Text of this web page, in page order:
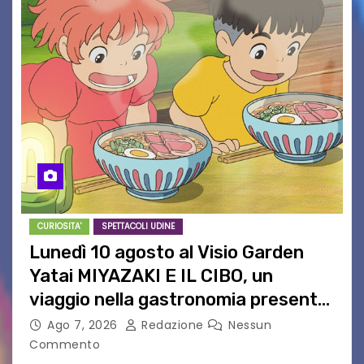
CURIOSITA' SPETTACOLI UDINE
Lunedì 10 agosto al Visio Garden
Yatai MIYAZAKI E IL CIBO, un
viaggio nella gastronomia presente
nei film di Hayao Miyazaki!
Ago 7, 2026 Redazione
Nessun
Commento